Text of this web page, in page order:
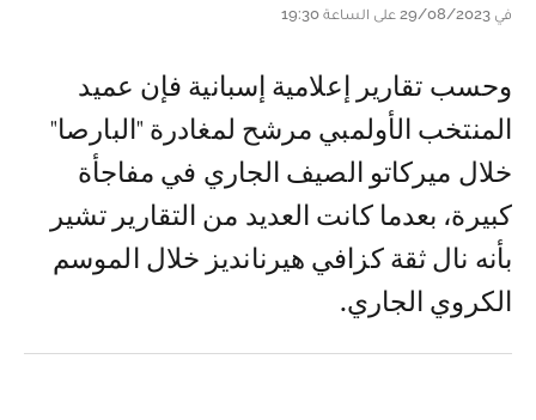
في 29/08/2023 على الساعة 19:30
و حسب تقارير إعلامية إسبانية فإن عميد
المنتخب الأولمبي مرشح لمغادرة "البارصا"
خلال ميركاتو الصيف الجاري في مفاجأة
كبيرة، بعدما كانت العديد من التقارير تشير
بأنه نال ثقة كزافي هيرنانديز خلال الموسم
الكروي الجاري.